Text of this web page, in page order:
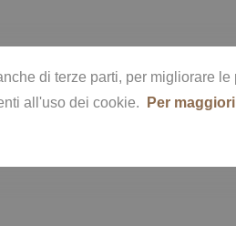
documento
in cui è stato
di terze parti, per migliorare
all'uso dei cookie.
Per